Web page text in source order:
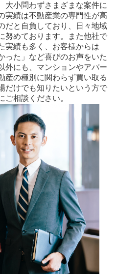
大小問わずさまざまな案件に
実績は不動産業の専門性が高
だと自負しており、日々地域
努めております。また他社で
実績も多く、お客様からは
った」など喜びのお声をいた
外にも、マンションやアパー
産の種別に関わらず買い取る
だけでも知りたいという方で
ご相談ください。